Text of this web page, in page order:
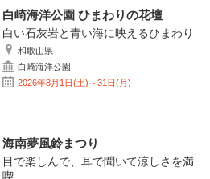
白崎海洋公園 ひまわりの花壇
白い石灰岩と青い海に映えるひまわり
和歌山県
白崎海洋公園
2026年8月1日(土)～31日(月)
海南夢風鈴まつり
目で楽しんで、耳で聞いて涼しさを満
喫